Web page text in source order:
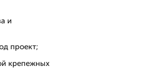
и
проект;
крепежных